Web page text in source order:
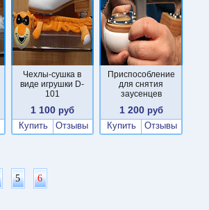
Чехлы-сушка в
виде игрушки D-
101
1 100 руб
Купить
Отзывы
Приспособление
для снятия
заусенцев
1 200руб
Купить
Отзывы
5 6